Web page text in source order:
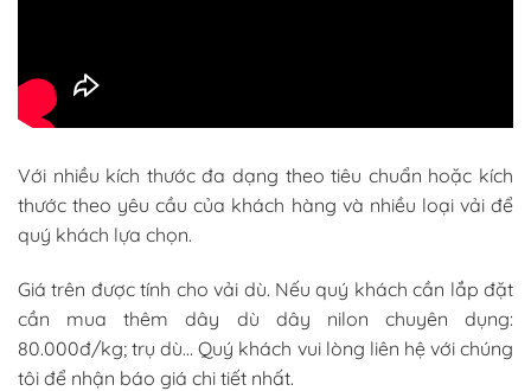
Với nhiều kích thước đa dạng theo tiêu chuẩn hoặc kích
thước theo yêu cầu của khách hàng và nhiều loại vải để
quý khách lựa chọn.
Giá trên được tính cho vải dù. Nếu quý khách cần lắp đặt
cần mua thêm dây dù dây nilon chuyên dụng:
80.000đ/kg; trụ dù… Quý khách vui lòng liên hệ với chúng
tôi để nhận báo giá chi tiết nhất.